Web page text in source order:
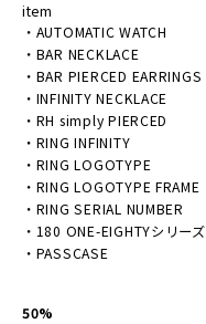
item
・ AUTOMATIC WATCH
・ BAR NECKLACE
・ BAR PIERCED EARRINGS
・ INFINITY NECKLACE
・ RH simply PIERCED
・ RING INFINITY
・ RING LOGOTYPE
・ RING LOGOTYPE FRAME
・ RING SERIAL NUMBER
・ 180 ONE-EIGHTYシリーズ
・PASSCASE
50%